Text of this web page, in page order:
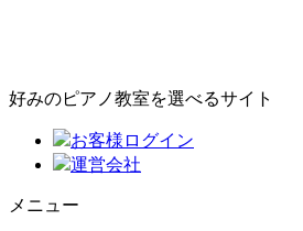
好みのピアノ教室を選べるサイト
お客様ログイン
運営会社
メニュー